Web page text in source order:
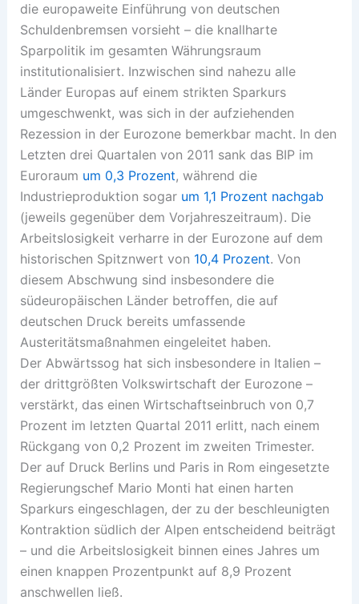
die europaweite Einführung von deutschen
Schuldenbremsen vorsieht – die knallharte
Sparpolitik im gesamten Währungsraum
institutionalisiert. Inzwischen sind nahezu alle
Länder Europas auf einem strikten Sparkurs
umgeschwenkt, was sich in der aufziehenden
Rezession in der Eurozone bemerkbar macht. In den
Letzten drei Quartalen von 2011 sank das BIP im
Euroraum um 0,3 Prozent, während die
Industrieproduktion sogar um 1,1 Prozent nachgab
(jeweils gegenüber dem Vorjahreszeitraum). Die
Arbeitslosigkeit verharre in der Eurozone auf dem
historischen Spitznwert von 10,4 Prozent. Von
diesem Abschwung sind insbesondere die
südeuropäischen Länder betroffen, die auf
deutschen Druck bereits umfassende
Austeritätsmaßnahmen eingeleitet haben.
Der Abwärtssog hat sich insbesondere in Italien –
der drittgrößten Volkswirtschaft der Eurozone –
verstärkt, das einen Wirtschaftseinbruch von 0,7
Prozent im letzten Quartal 2011 erlitt, nach einem
Rückgang von 0,2 Prozent im zweiten Trimester.
Der auf Druck Berlins und Paris in Rom eingesetzte
Regierungschef Mario Monti hat einen harten
Sparkurs eingeschlagen, der zu der beschleunigten
Kontraktion südlich der Alpen entscheidend beiträgt
– und die Arbeitslosigkeit binnen eines Jahres um
einen knappen Prozentpunkt auf 8,9 Prozent
anschwellen ließ.